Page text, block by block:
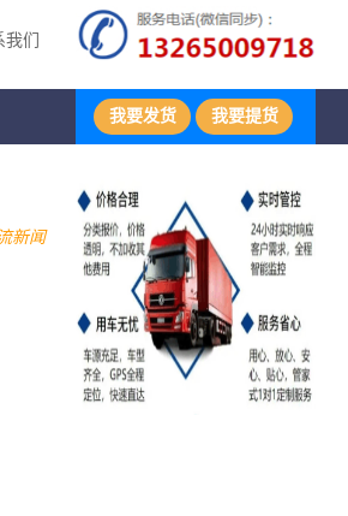
我们
我要发货 我要提货
新闻